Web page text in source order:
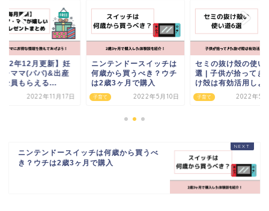
年12月更新】妊
レママ(パパ)&出産
全員もらえる...
2022年11月17日 子育て
ニンテンドースイッチは
何歳から買うべき？ウチ
は2歳3ヶ月で購入
2022年5月10日 子育て
セミの抜け殻の使い
選 | 子供が拾ってき
け殻は有効活用しよ
2022年5
ニンテンドースイッチは何歳から買うべ
き？ウチは2歳3ヶ月で購入
ホーム